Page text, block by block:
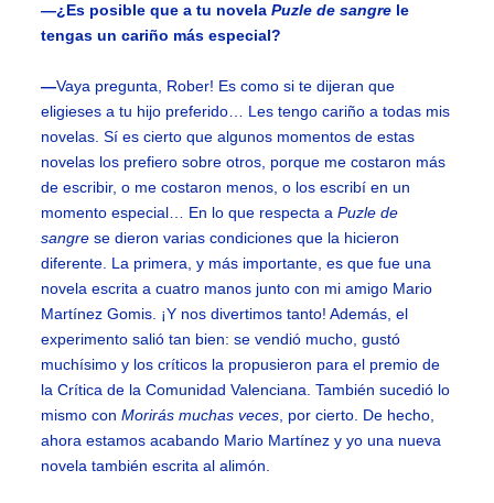
—¿Es posible que a tu novelaPuzle de sangre le
tengas un cariño más especial?
—Vaya pregunta, Rober! Es como si te dijeran que
eligieses a tu hijo preferido… Les tengo cariño a todas mis
novelas. Sí es cierto que algunos momentos de estas
novelas los prefiero sobre otros, porque me costaron más
de escribir, o me costaron menos, o los escribí en un
momento especial… En lo que respecta aPuzle de
sangre se dieron varias condiciones que la hicieron
diferente. La primera, y más importante, es que fue una
novela escrita a cuatro manos junto con mi amigo Mario
Martínez Gomis. ¡Y nos divertimos tanto! Además, el
experimento salió tan bien: se vendió mucho, gustó
muchísimo y los críticos la propusieron para el premio de
la Crítica de la Comunidad Valenciana. También sucedió lo
mismo conMorirás muchas veces, por cierto. De hecho,
ahora estamos acabando Mario Martínez y yo una nueva
novela también escrita al alimón.